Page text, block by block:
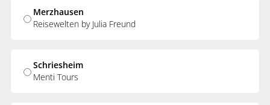
Merzhausen
Reisewelten by Julia Freund
Schriesheim
Menti Tours